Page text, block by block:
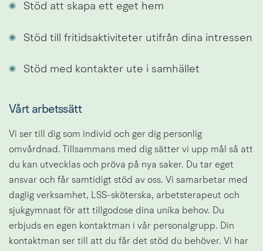
Stöd att skapa ett eget hem
Stöd till fritidsaktiviteter utifrån dina intressen
Stöd med kontakter ute i samhället
Vårt arbetssätt
Vi ser till dig som individ och ger dig personlig
omvårdnad. Tillsammans med dig sätter vi upp mål så att
du kan utvecklas och pröva på nya saker. Du tar eget
ansvar och får samtidigt stöd av oss. Vi samarbetar med
daglig verksamhet, LSS-sköterska, arbetsterapeut och
sjukgymnast för att tillgodose dina unika behov. Du
erbjuds en egen kontaktman i vår personalgrupp. Din
kontaktman ser till att du får det stöd du behöver. Vi har